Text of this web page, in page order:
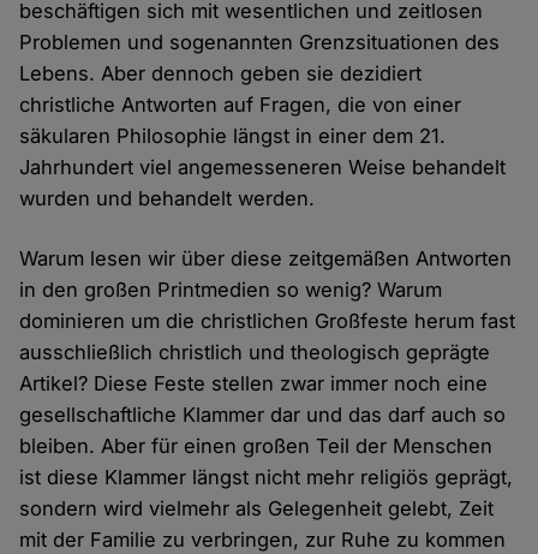
beschäftigen sich mit wesentlichen und zeitlosen
Problemen und sogenannten Grenzsituationen des
Lebens. Aber dennoch geben sie dezidiert
christliche Antworten auf Fragen, die von einer
säkularen Philosophie längst in einer dem 21.
Jahrhundert viel angemesseneren Weise behandelt
wurden und behandelt werden.
Warum lesen wir über diese zeitgemäßen Antworten
in den großen Printmedien so wenig? Warum
dominieren um die christlichen Großfeste herum fast
ausschließlich christlich und theologisch geprägte
Artikel? Diese Feste stellen zwar immer noch eine
gesellschaftliche Klammer dar und das darf auch so
bleiben. Aber für einen großen Teil der Menschen
ist diese Klammer längst nicht mehr religiös geprägt,
sondern wird vielmehr als Gelegenheit gelebt, Zeit
mit der Familie zu verbringen, zur Ruhe zu kommen